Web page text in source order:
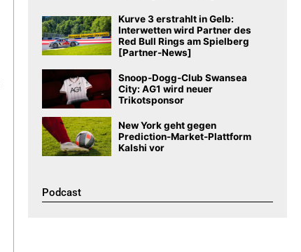
Kurve 3 erstrahlt in Gelb:
Interwetten wird Partner des
Red Bull Rings am Spielberg
[Partner-News]
Snoop-Dogg-Club Swansea
City: AG1 wird neuer
Trikotsponsor
New York geht gegen
Prediction-Market-Plattform
Kalshi vor
Podcast​